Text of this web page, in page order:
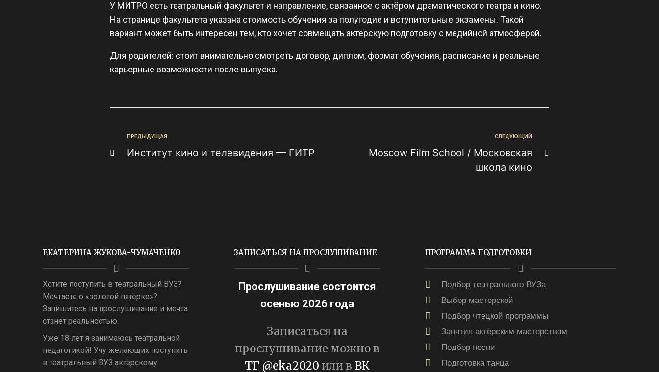
У МИТРО есть театральный факультет и направление, связанное с актёром драматического театра и кино.
На странице факультета указана стоимость обучения за полугодие и вступительные экзамены. Такой
вариант может быть интересен тем, кто хочет совмещать актёрскую подготовку с медийной атмосферой.
Для родителей: стоит внимательно смотреть договор, диплом, формат обучения, расписание и реальные
карьерные возможности после выпуска.
ПРЕДЫДУЩАЯ
Институт кино и телевидения — ГИТР
СЛЕДУЮЩИЙ
Moscow Film School / Московская
школа кино
ЕКАТЕРИНА ЖУКОВА-ЧУМАЧЕНКО
Хотите поступить в театральный ВУЗ?
Мечтаете о «золотой пятёрке»?
Запишитесь на прослушивание и мечта
станет реальностью.
Уже 18 лет я занимаюсь театральной
педагогикой! Учу желающих поступить
в театральный ВУЗ актёрскому
ЗАПИСАТЬСЯ НА ПРОСЛУШИВАНИЕ
Прослушивание состоится
осенью 2026 года
Записаться на
прослушивание можно в
ТГ @eka2020 или в ВК
ПРОГРАММА ПОДГОТОВКИ
Подбор театрального ВУЗа
Выбор мастерской
Подбор чтецкой программы
Занятия актёрским мастерством
Подбор песни
Подготовка танца